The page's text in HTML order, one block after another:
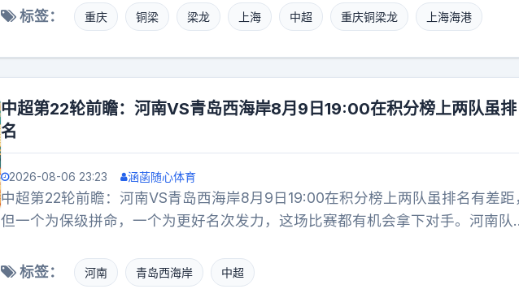
打破僵局？别看重庆排名靠前，他们近10个主场竟然有5场平局！球风保守的标签
明显。海港客场作战，想要打破重庆的铁桶阵难度不小，加上本赛季海港低迷，海
港需要一场比赛来远离降级区。你觉得海港能在客场爆冷取胜吗？还是重庆在主
高歌猛进？
标签： 重庆 铜梁 梁龙 上海 中超 重庆铜梁龙 上海海港
中超第22轮前瞻：河南VS青岛西海岸8月9日19:00在积分榜上两队虽排
名
2026-08-06 23:23 涵菡随心体育
中超第22轮前瞻：河南VS青岛西海岸8月9日19:00在积分榜上两队虽排名有差距
但一个为保级拼命，一个为更好名次发力，这场比赛都有机会拿下对手。河南队
球队的老大难问题，本赛季场均失球超过1.2个，后防线屡屡犯错。面对客场战斗
标签： 河南 青岛西海岸 中超